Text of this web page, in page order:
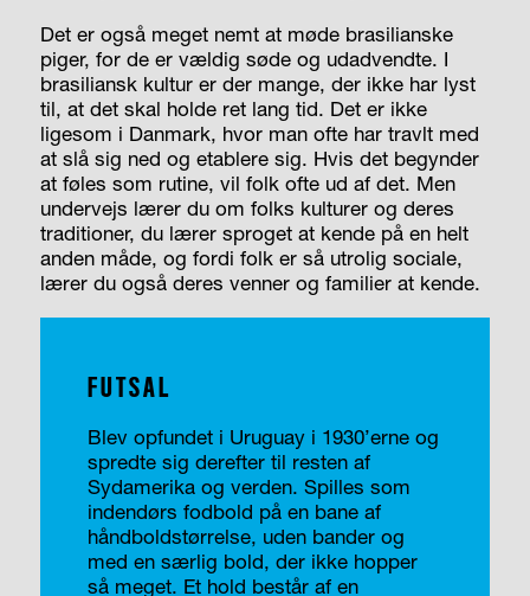
Det er også meget nemt at møde brasilianske
piger, for de er vældig søde og udadvendte. I
brasiliansk kultur er der mange, der ikke har lyst
til, at det skal holde ret lang tid. Det er ikke
ligesom i Danmark, hvor man ofte har travlt med
at slå sig ned og etablere sig. Hvis det begynder
at føles som rutine, vil folk ofte ud af det. Men
undervejs lærer du om folks kulturer og deres
traditioner, du lærer sproget at kende på en helt
anden måde, og fordi folk er så utrolig sociale,
lærer du også deres venner og familier at kende.
FUTSAL
Blev opfundet i Uruguay i 1930’erne og
spredte sig derefter til resten af
Sydamerika og verden. Spilles som
indendørs fodbold på en bane af
håndboldstørrelse, uden bander og
med en særlig bold, der ikke hopper
så meget. Et hold består af en